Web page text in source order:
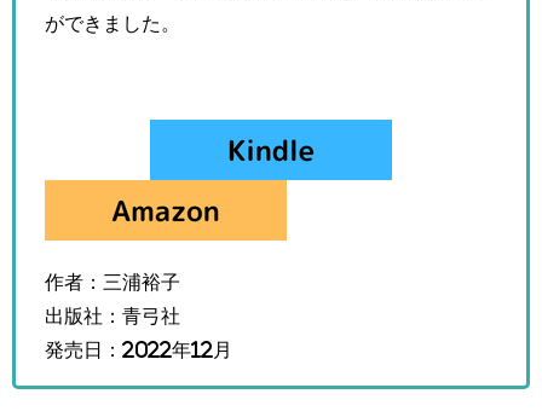
ができました。
作者：三浦裕子
出版社：青弓社
発売日：2022年12月